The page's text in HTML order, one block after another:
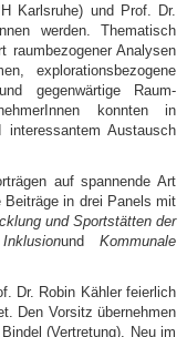
Karlsruhe) und Prof. Dr.
werden. Thematisch
raumbezogener Analysen
explorationsbezogene
gegenwärtige Raum-
konnten in
Austausch
auf spannende Art
in drei Panels mit
und Sportstätten der
undKommunale
Dr. Robin Kähler feierlich
Den Vorsitz übernehmen
(Vertretung). Neu im